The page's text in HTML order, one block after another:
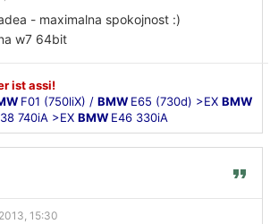
- maximalna spokojnost :)
w7 64bit
ist assi!
F01 (750liX) / BMW E65 (730d) >EX BMW
740iA >EX BMW E46 330iA
15:30